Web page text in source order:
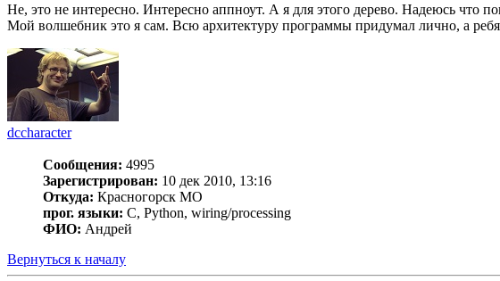
Не, это не интересно. Интересно аппноут. А я для этого дерево. Надеюсь что
Мой волшебник это я сам. Всю архитектуру программы придумал лично, а
dccharacter
Сообщения: 4995
Зарегистрирован: 10 дек 2010, 13:16
Откуда: Красногорск МО
прог. языки: C, Python, wiring/processing
ФИО: Андрей
Вернуться к началу